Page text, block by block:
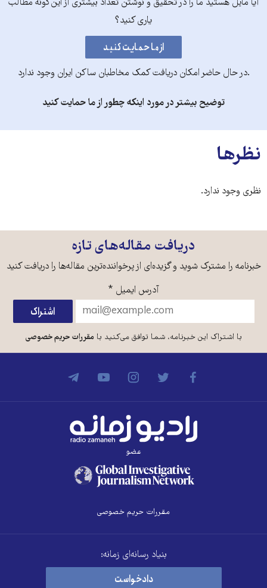
آیا مایل هستید ما را در تحقیق و نوشتن تعداد بیشتری از این‌گونه مطالب
یاری کنید؟
.در حال حاضر امکان دریافت کمک مخاطبان ساکن ایران وجود ندارد
توضیح بیشتر در مورد اینکه چطور از ما حمایت کنید
نظرها
نظری وجود ندارد.
دریافت مقاله‌های تازه
خبرنامه را مشترک شوید و گزیده‌ای از پرخواننده‌ترین مقاله‌ها را دریافت کنید
آدرس ایمیل *
با اشتراک این خبرنامه، شما توافق می‌کنید بامقررات حریم خصوصی
عضو
مقررات حریم خصوصی
بنیاد رسانه‌ای زمانه:
دادخواست